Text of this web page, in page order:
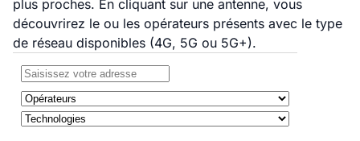
plus proches. En cliquant sur une antenne, vous
découvrirez le ou les opérateurs présents avec le type
de réseau disponibles (4G, 5G ou 5G+).